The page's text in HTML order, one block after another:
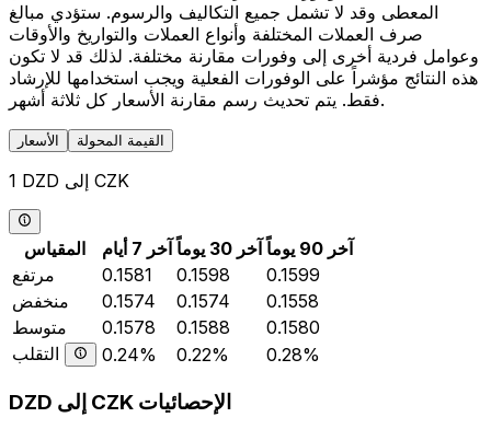
المعطى وقد لا تشمل جميع التكاليف والرسوم. ستؤدي مبالغ
صرف العملات المختلفة وأنواع العملات والتواريخ والأوقات
وعوامل فردية أخرى إلى وفورات مقارنة مختلفة. لذلك قد لا تكون
هذه النتائج مؤشراً على الوفورات الفعلية ويجب استخدامها للإرشاد
فقط. يتم تحديث رسم مقارنة الأسعار كل ثلاثة أشهر.
الأسعار القيمة المحولة
1 DZD إلى CZK
المقياس آخر 7 أيام آخر 30 يوماً
آخر 90 يوماً
مرتفع
0.1581 0.1598
0.1599
منخفض
0.1574 0.1574
0.1558
متوسط
0.1578 0.1588
0.1580
التقلب
0.24% 0.22% 0.28%
DZD إلى CZK الإحصائيات